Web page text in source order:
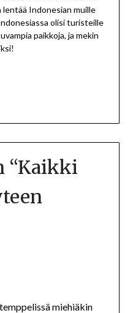
Indonesian muille
olisi turisteille
paikkoja, ja mekin
“Kaikki
miehiäkin